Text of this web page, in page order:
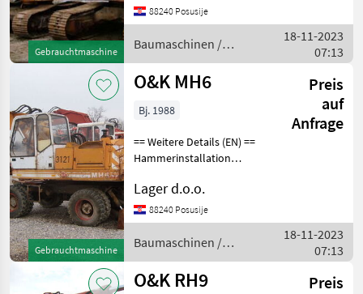
Gebrauchtmaschine
88240 Posusije
Baumaschinen /
O&K
18-11-2023
07:13
Gebrauchtmaschine
O&K MH6
Preis
auf
Anfrage
Bj. 1988
== Weitere Details (EN) ==
Hammerinstallation
Baumaschinen Mobilbagger
Lager d.o.o.
88240 Posusije
Baumaschinen /
O&K
18-11-2023
07:13
O&K RH9
Preis